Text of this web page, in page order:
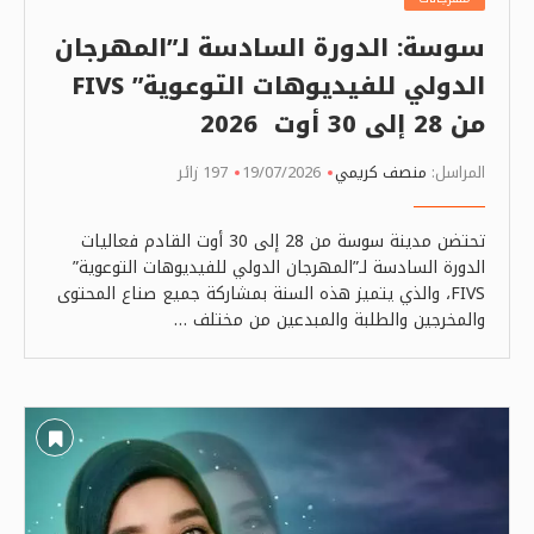
سوسة: الدورة السادسة لـ”المهرجان
الدولي للفيديوهات التوعوية” FIVS
من 28 إلى 30 أوت 2026
المراسل: منصف كريمي 19/07/2026 197 زائر
تحتضن مدينة سوسة من 28 إلى 30 أوت القادم فعاليات
الدورة السادسة لـ”المهرجان الدولي للفيديوهات التوعوية”
FIVS، والذي يتميز هذه السنة بمشاركة جميع صناع المحتوى
والمخرجين والطلبة والمبدعين من مختلف …